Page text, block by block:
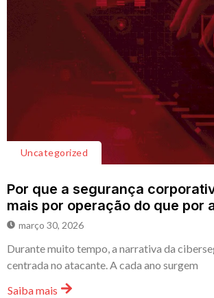
Uncategorized
Por que a segurança
mais por operação do que por
março 30, 2026
Durante muito tempo, a narrativa da
centrada no atacante. A cada ano surgem
Saiba mais